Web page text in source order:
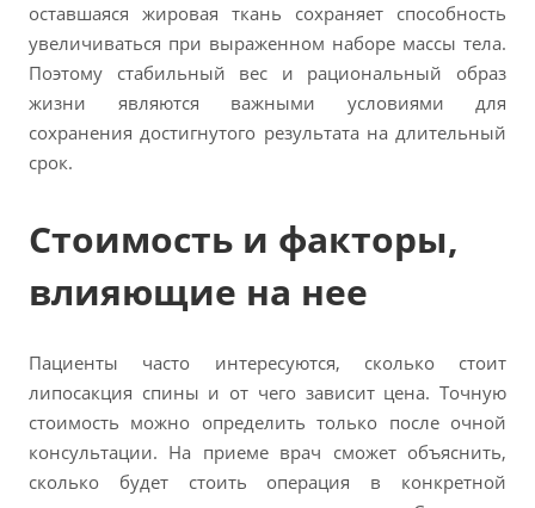
оставшаяся жировая ткань сохраняет способность
увеличиваться при выраженном наборе массы тела.
Поэтому стабильный вес и рациональный образ
жизни являются важными условиями для
сохранения достигнутого результата на длительный
срок.
Стоимость и факторы,
влияющие на нее
Пациенты часто интересуются, сколько стоит
липосакция спины и от чего зависит цена. Точную
стоимость можно определить только после очной
консультации. На приеме врач сможет объяснить,
сколько будет стоить операция в конкретной